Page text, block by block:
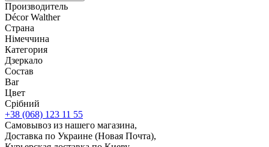
Производитель
Décor Walther
Страна
Німеччина
Категория
Дзеркало
Состав
Bar
Цвет
Срібний
+38 (068) 123 11 55
Самовывоз из нашего магазина,
Доставка по Украине (Новая Почта),